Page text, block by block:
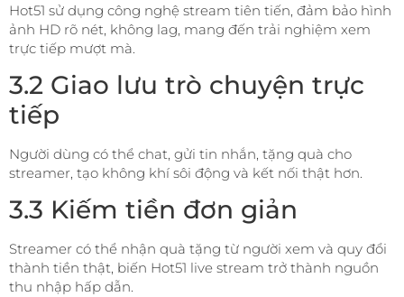
Hot51 sử dụng công nghệ stream tiên tiến, đảm bảo hình
ảnh HD rõ nét, không lag, mang đến trải nghiệm xem
trực tiếp mượt mà.
3.2 Giao lưu trò chuyện trực
tiếp
Người dùng có thể chat, gửi tin nhắn, tặng quà cho
streamer, tạo không khí sôi động và kết nối thật hơn.
3.3 Kiếm tiền đơn giản
Streamer có thể nhận quà tặng từ người xem và quy đổi
thành tiền thật, biến Hot51 live stream trở thành nguồn
thu nhập hấp dẫn.